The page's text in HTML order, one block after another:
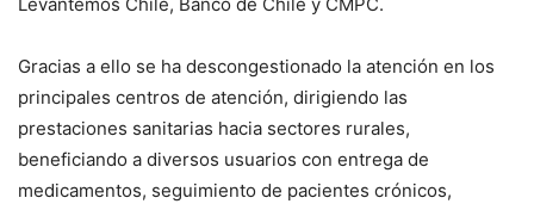
Gracias a ello se ha descongestionado la atención en los
principales centros de atención, dirigiendo las
prestaciones sanitarias hacia sectores rurales,
beneficiando a diversos usuarios con entrega de
medicamentos, seguimiento de pacientes crónicos,